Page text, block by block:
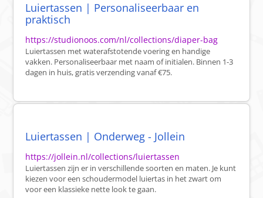
Luiertassen | Personaliseerbaar en
praktisch
https://studionoos.com/nl/collections/diaper-bag
Luiertassen met waterafstotende voering en handige
vakken. Personaliseerbaar met naam of initialen. Binnen 1-3
dagen in huis, gratis verzending vanaf €75.
Luiertassen | Onderweg - Jollein
https://jollein.nl/collections/luiertassen
Luiertassen zijn er in verschillende soorten en maten. Je kunt
kiezen voor een schoudermodel luiertas in het zwart om
voor een klassieke nette look te gaan.